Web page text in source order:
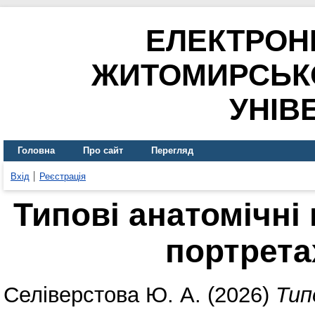
Головна Про сайт Перегляд
Вхід Реєстрація
Типові
Селіверстова Ю. А. (2026)